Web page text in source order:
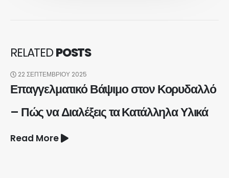
RELATEDPOSTS
22 ΣΕΠΤΕΜΒΡΊΟΥ 2025
Επαγγελματικό Βάψιμο στον Κορυδαλλό
– Πώς να Διαλέξεις τα Κατάλληλα Υλικά
Read More